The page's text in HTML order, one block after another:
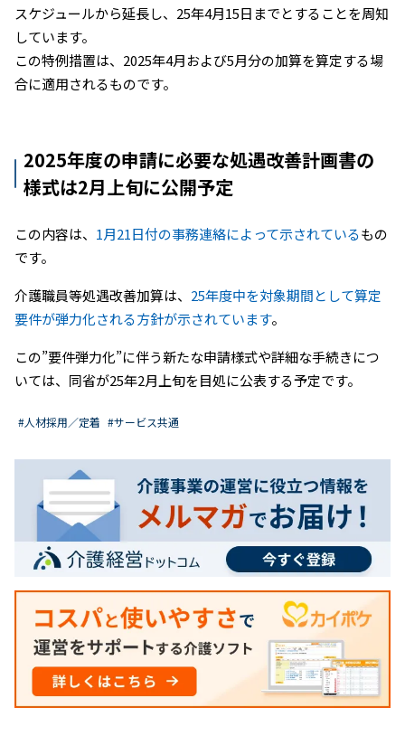
スケジュールから延長し、25年4月15日までとすることを周知
しています。
この特例措置は、2025年4月および5月分の加算を算定する場
合に適用されるものです。
2025年度の申請に必要な処遇改善計画書の
様式は2月上旬に公開予定
この内容は、 1月21日付の事務連絡によって示されているもの
です。
介護職員等処遇改善加算は、 25年度中を対象期間として算定
要件が弾力化される方針が示されています。
この”要件弾力化”に伴う新たな申請様式や詳細な手続きにつ
いては、同省が25年2月上旬を目処に公表する予定です。
#人材採用／定着 #サービス共通